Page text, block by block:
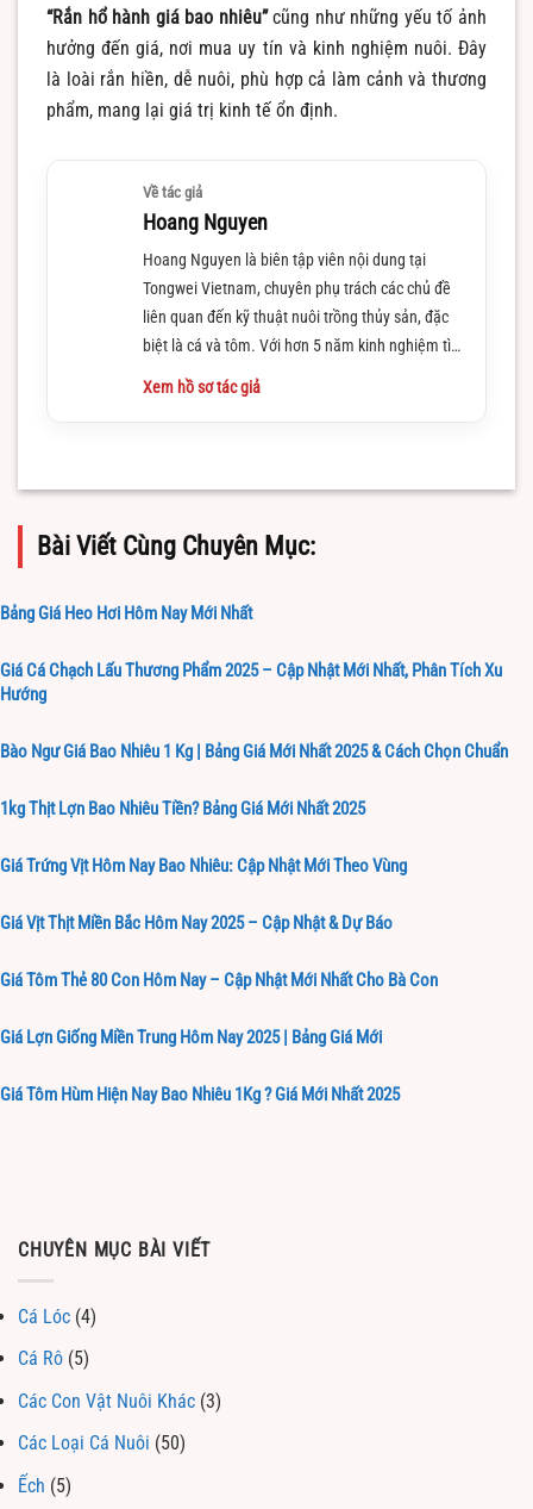
“Rắn hổ hành giá bao nhiêu”cũng như những yếu tố ảnh
hưởng đến giá, nơi mua uy tín và kinh nghiệm nuôi. Đây
là loài rắn hiền, dễ nuôi, phù hợp cả làm cảnh và thương
phẩm, mang lại giá trị kinh tế ổn định.
Về tác giả
Hoang Nguyen
Hoang Nguyen là biên tập viên nội dung tại
Tongwei Vietnam, chuyên phụ trách các chủ đề
liên quan đến kỹ thuật nuôi trồng thủy sản, đặc
biệt là cá và tôm. Với hơn 5 năm kinh nghiệm tìm
hiểu và làm việc trong lĩnh vực này
Xem hồ sơ tác giả
Bài Viết Cùng Chuyên Mục:
Bảng Giá Heo Hơi Hôm Nay Mới Nhất
Giá Cá Chạch Lấu Thương Phẩm 2025 – Cập Nhật Mới Nhất, Phân Tích Xu
Hướng
Bào Ngư Giá Bao Nhiêu 1 Kg | Bảng Giá Mới Nhất 2025 & Cách Chọn Chuẩn
1kg Thịt Lợn Bao Nhiêu Tiền? Bảng Giá Mới Nhất 2025
Giá Trứng Vịt Hôm Nay Bao Nhiêu: Cập Nhật Mới Theo Vùng
Giá Vịt Thịt Miền Bắc Hôm Nay 2025 – Cập Nhật & Dự Báo
Giá Tôm Thẻ 80 Con Hôm Nay – Cập Nhật Mới Nhất Cho Bà Con
Giá Lợn Giống Miền Trung Hôm Nay 2025 | Bảng Giá Mới
Giá Tôm Hùm Hiện Nay Bao Nhiêu 1Kg ? Giá Mới Nhất 2025
CHUYÊN MỤC BÀI VIẾT
Cá Lóc (4)
Cá Rô (5)
Các Con Vật Nuôi Khác (3)
Các Loại Cá Nuôi (50)
Ếch (5)